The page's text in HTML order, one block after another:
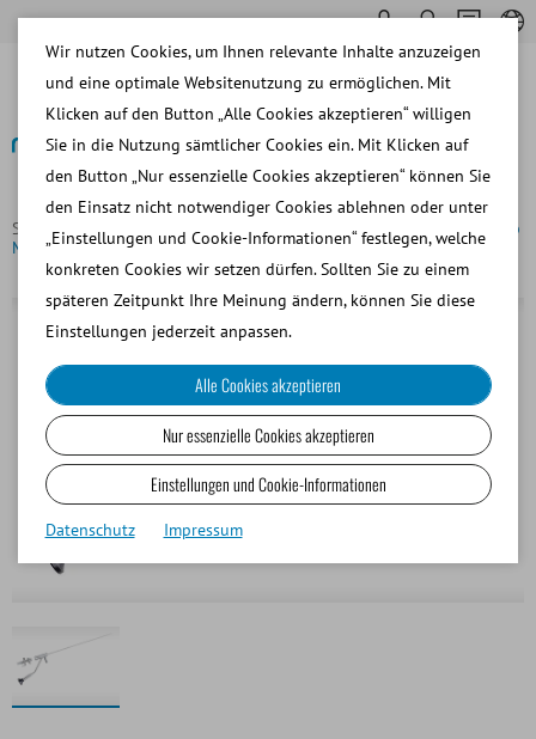
Startseite Besamung und Diagnostik
TCI Endoskop
Minitube mit optischem Okular
Zurück
Wir nutzen Cookies, um Ihnen relevante Inhalte anzuzeigen
und eine optimale Websitenutzung zu ermöglichen. Mit
Klicken auf den Button „Alle Cookies akzeptieren“ willigen
Sie in die Nutzung sämtlicher Cookies ein. Mit Klicken auf
den Button „Nur essenzielle Cookies akzeptieren“ können Sie
den Einsatz nicht notwendiger Cookies ablehnen oder unter
„Einstellungen und Cookie-Informationen“ festlegen, welche
konkreten Cookies wir setzen dürfen. Sollten Sie zu einem
späteren Zeitpunkt Ihre Meinung ändern, können Sie diese
Einstellungen jederzeit anpassen.
Alle Cookies akzeptieren
Nur essenzielle Cookies akzeptieren
Einstellungen und Cookie-Informationen
Datenschutz Impressum